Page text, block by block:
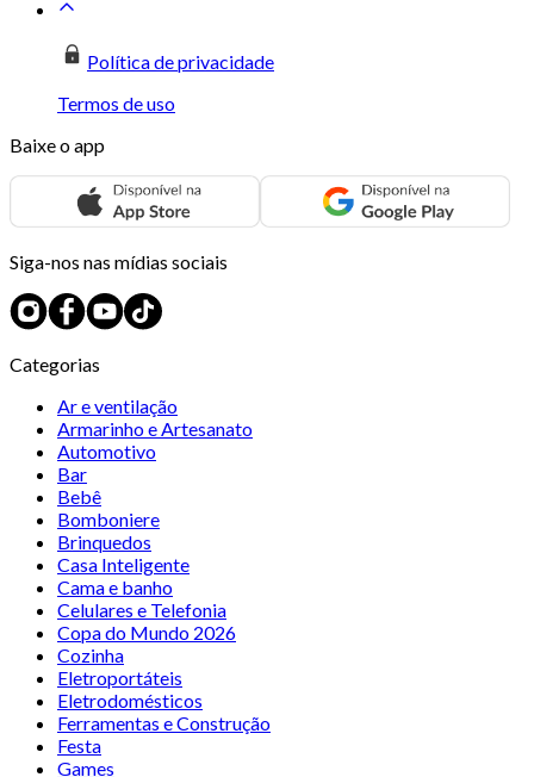
Política de privacidade
Termos de uso
Baixe o app
Siga-nos nas mídias sociais
Categorias
Ar e ventilação
Armarinho e Artesanato
Automotivo
Bar
Bebê
Bomboniere
Brinquedos
Casa Inteligente
Cama e banho
Celulares e Telefonia
Copa do Mundo 2026
Cozinha
Eletroportáteis
Eletrodomésticos
Ferramentas e Construção
Festa
Games